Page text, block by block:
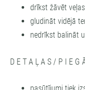
drīkst žāvēt
gludināt vidējā
nedrīkst balināt
D E T A Ļ A S / P I E G